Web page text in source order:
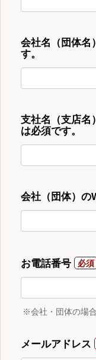
会社名（団体
す。
支社名（支店
は必須です。
会社（団体）の
お電話番号
※会社・団体の場
メールアドレス